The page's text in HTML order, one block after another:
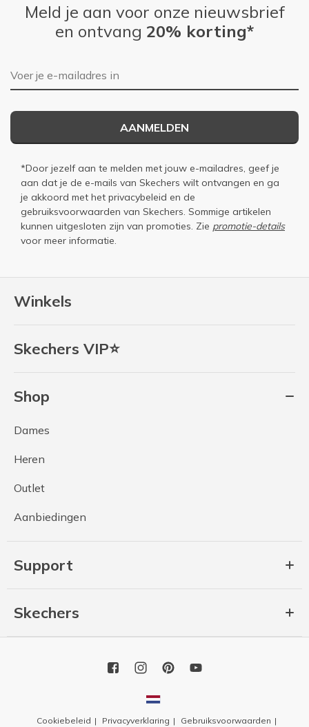
Winkels
Skechers VIP⭐
Shop
Dames
Heren
Outlet
Aanbiedingen
Support
Skechers
Meld je aan voor onze nieuwsbrief
en ontvang 20% korting*
E-mailadres
AANMELDEN
*Door jezelf aan te melden met jouw e-mailadres, geef je
aan dat je de e-mails van Skechers wilt ontvangen en ga
je akkoord met het privacybeleid en de
gebruiksvoorwaarden van Skechers. Sommige artikelen
kunnen uitgesloten zijn van promoties. Zie promotie-details
voor meer informatie.
Cookiebeleid Privacyverklaring Gebruiksvoorwaarden